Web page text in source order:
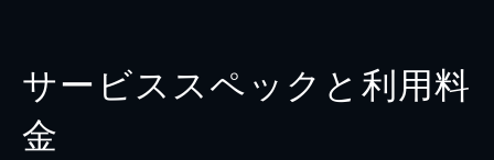
サービススペックと利用料
金